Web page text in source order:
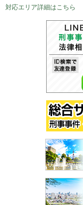
対応エリア詳細はこちら